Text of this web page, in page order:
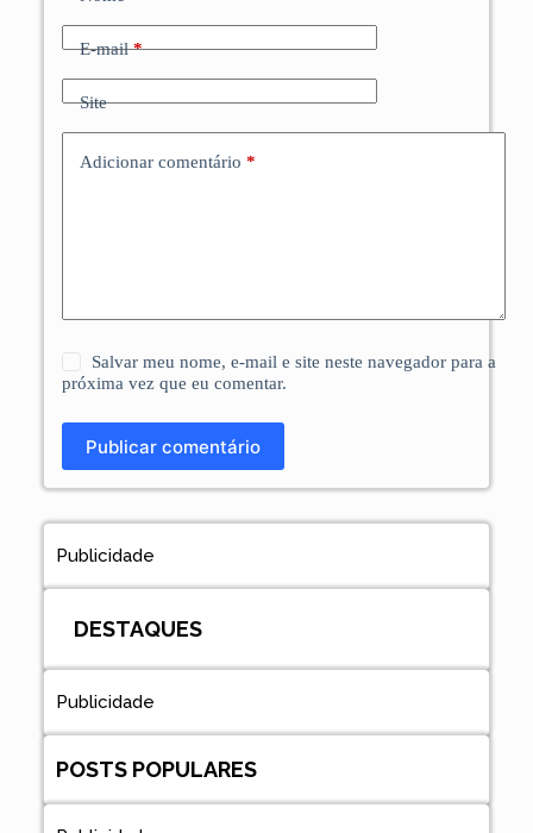
E-mail*
Site
Adicionar comentário *
Salvar meu nome, e-mail e site neste navegador para a
próxima vez que eu comentar.
Publicar comentário
Publicidade
DESTAQUES
Publicidade
POSTS POPULARES